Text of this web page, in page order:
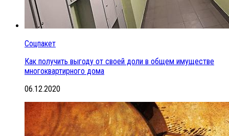
Соцпакет
Как получить выгоду от своей доли в общем имуществе
многоквартирного дома
06.12.2020